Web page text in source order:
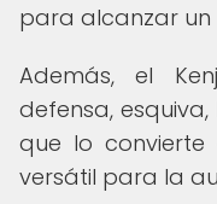
para alcanzar un
Además, el
defensa,
que lo
versátil para la